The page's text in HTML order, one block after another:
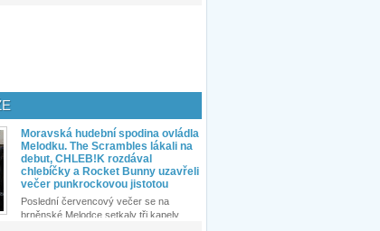
Moravská hudební spodina ovládla
Melodku. The Scrambles lákali na
debut, CHLEB!K rozdával
chlebíčky a Rocket Bunny uzavřeli
večer punkrockovou jistotou
Poslední červencový večer se na
brněnské Melodce setkaly tři kapely...